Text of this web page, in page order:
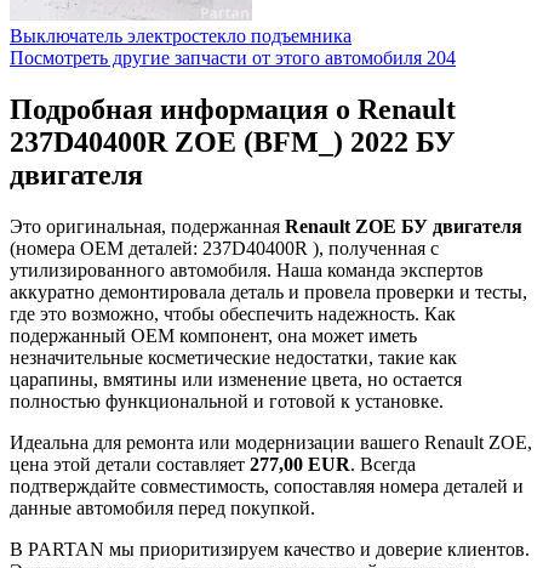
Выключатель электростекло подъемника
Посмотреть другие запчасти от этого автомобиля 204
Подробная информация о Renault
237D40400R ZOE (BFM_) 2022 БУ
двигателя
Это оригинальная, подержанная Renault ZOE БУ двигателя
(номера OEM деталей: 237D40400R ), полученная с
утилизированного автомобиля. Наша команда экспертов
аккуратно демонтировала деталь и провела проверки и тесты,
где это возможно, чтобы обеспечить надежность. Как
подержанный OEM компонент, она может иметь
незначительные косметические недостатки, такие как
царапины, вмятины или изменение цвета, но остается
полностью функциональной и готовой к установке.
Идеальна для ремонта или модернизации вашего Renault ZOE,
цена этой детали составляет 277,00 EUR. Всегда
подтверждайте совместимость, сопоставляя номера деталей и
данные автомобиля перед покупкой.
В PARTAN мы приоритизируем качество и доверие клиентов.